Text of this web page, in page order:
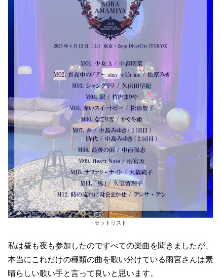
セットリスト
私は昼も夜も参加したのですべての楽曲を聞きましたが、
本当にこれだけの種類の曲を歌い分けている雨宮さんは素
晴らしい歌い手と言って良いと思います。